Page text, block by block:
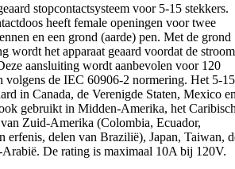
stopcontactsysteem voor 5-15 stekkers.
heeft female openingen voor twee
en een grond (aarde) pen. Met de grond
wordt het apparaat geaard voordat de stroom
aansluiting wordt aanbevolen voor 120
volgens de IEC 60906-2 normering. Het 5-15
in Canada, de Verenigde Staten, Mexico
gebruikt in Midden-Amerika, het
Zuid-Amerika (Colombia, Ecuador,
erfenis, delen van Brazilië), Japan, Taiwan,
De rating is maximaal 10A bij 120V.